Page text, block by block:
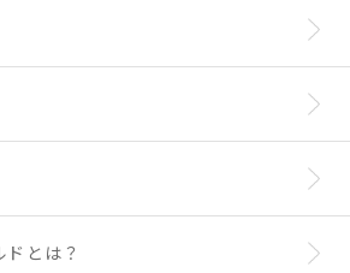
：缶バッジ（100mm）
有無についての詳細は各店舗様へご
いいたします。
容は予告なく変更となる場合がござ
めご了承ください。
年発売DVD、及び2010年発売DVD
録されていた映像特典を再録。
BOX 発売告知CM集 NEW
悠季総監督をはじめ、メインスタッフ
ンタビューを多数収録。
価格】BCXA-2008／¥16,500（10%
ク 】
分＋映像特典約45分／ドルビーTru
とは？